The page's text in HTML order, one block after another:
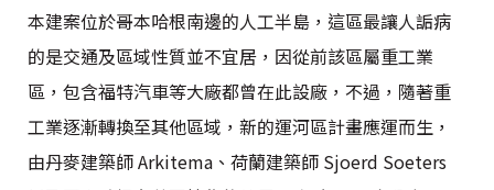
本建案位於哥本哈根南邊的人工半島，這區最讓人詬病
的是交通及區域性質並不宜居，因從前該區屬重工業
區，包含福特汽車等大廠都曾在此設廠，不過，隨著重
工業逐漸轉換至其他區域，新的運河區計畫應運而生，
由丹麥建築師 Arkitema、荷蘭建築師 Sjoerd Soeters